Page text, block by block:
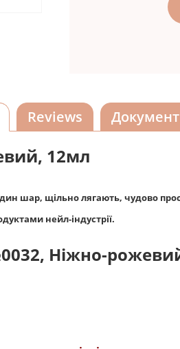
Reviews
12мл
шар, щільно лягають, чудово
нейл-індустрії.
Ніжно-